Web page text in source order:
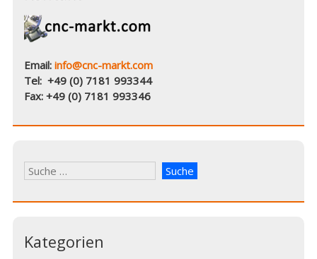
Email:info@cnc-markt.com
Tel: +49 (0) 7181 993344
Fax: +49 (0) 7181 993346
Kategorien